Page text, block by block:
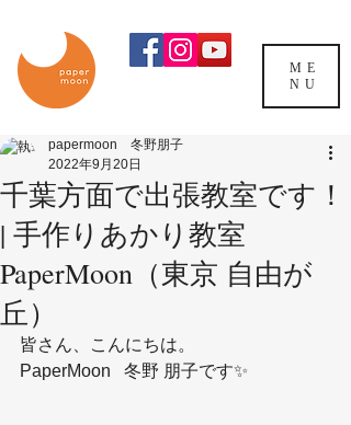
ME
NU
千葉方面で出張教室です！
| 手作りあかり教室
PaperMoon（東京 自由が
丘）
papermoon 冬野朋子
2022年9月20日
皆さん、こんにちは。
PaperMoon   冬野 朋子です✨